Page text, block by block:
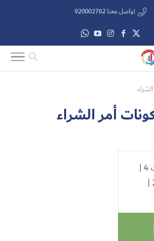
تواصل معنا 920002762
أمر الشراء
|